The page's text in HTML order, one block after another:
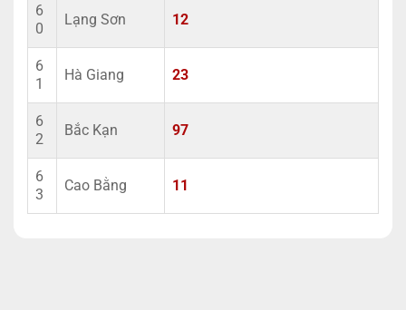
6
0
Lạng Sơn 12
6
1
Hà Giang 23
6
2
Bắc Kạn 97
6
3
Cao Bằng 11